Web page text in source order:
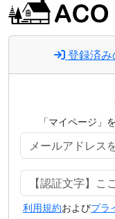
登録済
「マイページ」
利用規約およびプラ